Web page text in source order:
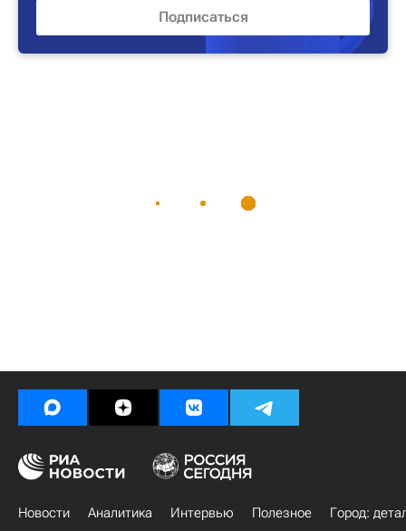
Новости Аналитика Интервью Полезное
Город: